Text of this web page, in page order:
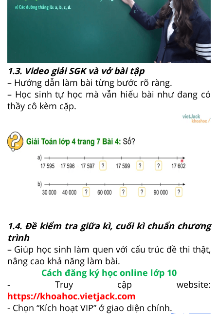
1.3. Video giải SGK và vở bài tập
– Hướng dẫn làm bài từng bước rõ ràng.
– Học sinh tự học mà vẫn hiểu bài như đang có
thầy cô kèm cặp.
1.4. Đề kiểm tra giữa kì, cuối kì chuẩn chương
trình
– Giúp học sinh làm quen với cấu trúc đề thi thật,
nâng cao khả năng làm bài.
Cách đăng ký học online lớp 10
- Truy cập website:
https://khoahoc.vietjack.com
- Chọn “Kích hoạt VIP” ở giao diện chính.